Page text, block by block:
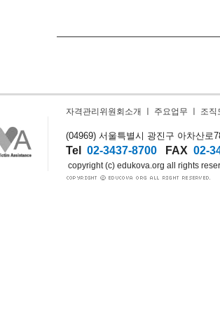
자격관리위원회소개 주요업무 조직
(04969) 서울특별시 광진구 아차산로
Tel 02-3437-8700 FAX 02-
copyright (c) edukova.org all rights